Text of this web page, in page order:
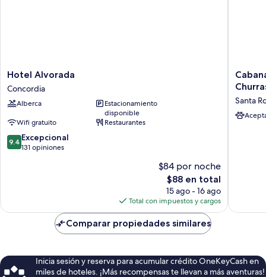
Hotel
Alvorada
Concordia
Hotel Alvorada
Concordia
Alberca
Estacionamiento
disponible
Wifi gratuito
Restaurantes
9.4
de
9.4 Excepcional
131 opiniones
$84 por noche
El
precio
actual
es
de
$88
$88 en total
15 ago - 16 ago
Total con impuestos y cargos
Cabana
com
Hidro
Santa
Comparar propiedades similares
Inicia sesión y reserva para acumular crédito OneKeyCash en
miles de hoteles. ¡Más recompensas te llevan a más aventuras!